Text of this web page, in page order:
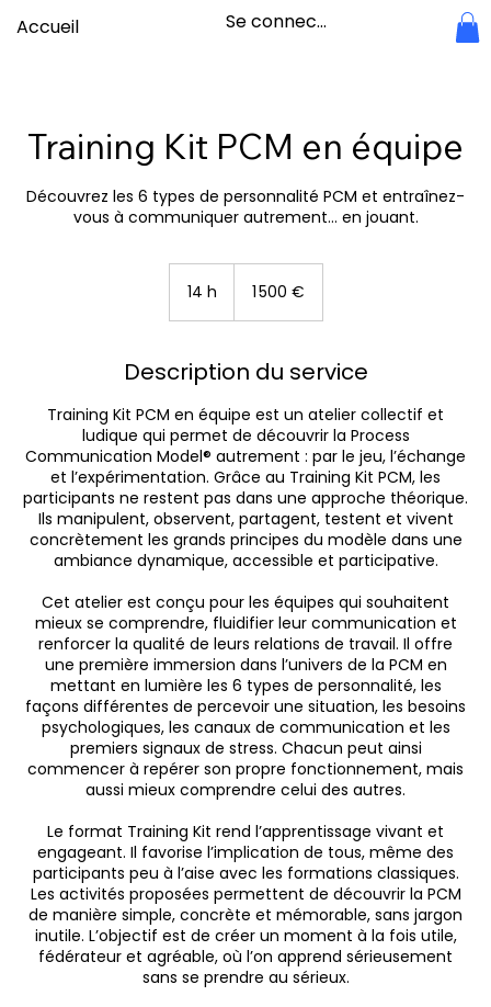
Accueil Se connecter
Training Kit PCM en équipe
Découvrez les 6 types de personnalité PCM et entraînez-
vous à communiquer autrement… en jouant.
14 h 1 500 €
Description du service
Training Kit PCM en équipe est un atelier collectif et
ludique qui permet de découvrir la Process
Communication Model® autrement : par le jeu, l’échange
et l’expérimentation. Grâce au Training Kit PCM, les
participants ne restent pas dans une approche théorique.
Ils manipulent, observent, partagent, testent et vivent
concrètement les grands principes du modèle dans une
ambiance dynamique, accessible et participative.
Cet atelier est conçu pour les équipes qui souhaitent
mieux se comprendre, fluidifier leur communication et
renforcer la qualité de leurs relations de travail. Il offre
une première immersion dans l’univers de la PCM en
mettant en lumière les 6 types de personnalité, les
façons différentes de percevoir une situation, les besoins
psychologiques, les canaux de communication et les
premiers signaux de stress. Chacun peut ainsi
commencer à repérer son propre fonctionnement, mais
aussi mieux comprendre celui des autres.
Le format Training Kit rend l’apprentissage vivant et
engageant. Il favorise l’implication de tous, même des
participants peu à l’aise avec les formations classiques.
Les activités proposées permettent de découvrir la PCM
de manière simple, concrète et mémorable, sans jargon
inutile. L’objectif est de créer un moment à la fois utile,
fédérateur et agréable, où l’on apprend sérieusement
sans se prendre au sérieux.